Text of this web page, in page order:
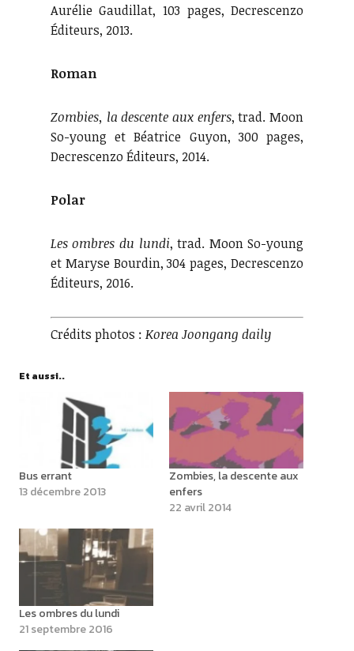
Aurélie Gaudillat, 103 pages, Decrescenzo
Éditeurs, 2013.
Roman
Zombies, la descente aux enfers, trad. Moon
So-young et Béatrice Guyon, 300 pages,
Decrescenzo Éditeurs, 2014.
Polar
Les ombres du lundi, trad. Moon So-young
et Maryse Bourdin, 304 pages, Decrescenzo
Éditeurs, 2016.
Crédits photos : Korea Joongang daily
Et aussi..
Bus errant
13 décembre 2013
Zombies, la descente aux
enfers
22 avril 2014
Les ombres du lundi
21 septembre 2016